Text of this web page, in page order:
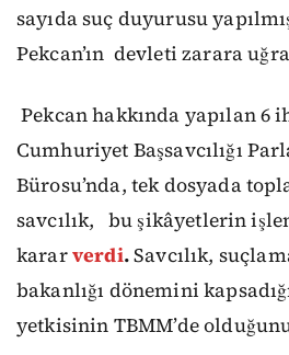
sayıda suç duyurusu
Pekcan’ın devleti zarara
Pekcan hakkında yapılan 6
Cumhuriyet Başsavcılığı
Bürosu’nda, tek dosyada
savcılık, bu şikâyetlerin
kararverdi.Savcılık,
bakanlığı dönemini
yetkisinin TBMM’de